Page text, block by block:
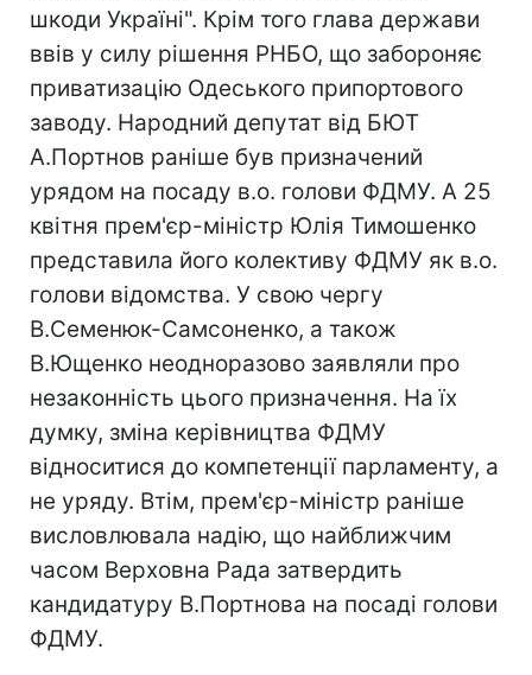
шкоди Україні". Крім того глава держави
ввів у силу рішення РНБО, що забороняє
приватизацію Одеського припортового
заводу. Народний депутат від БЮТ
А.Портнов раніше був призначений
урядом на посаду в.о. голови ФДМУ. А 25
квітня прем'єр-міністр Юлія Тимошенко
представила його колективу ФДМУ як в.о.
голови відомства. У свою чергу
В.Семенюк-Самсоненко, а також
В.Ющенко неодноразово заявляли про
незаконність цього призначення. На їх
думку, зміна керівництва ФДМУ
відноситися до компетенції парламенту, а
не уряду. Втім, прем'єр-міністр раніше
висловлювала надію, що найближчим
часом Верховна Рада затвердить
кандидатуру В.Портнова на посаді голови
ФДМУ.